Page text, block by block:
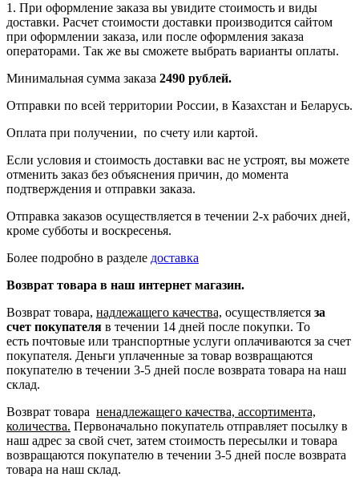
1. При оформление заказа вы увидите стоимость и виды
доставки. Расчет стоимости доставки производится сайтом
при оформлении заказа, или после оформления заказа
операторами. Так же вы сможете выбрать варианты оплаты.
Минимальная сумма заказа 2490 рублей.
Отправки по всей территории России, в Казахстан и Беларусь.
Оплата при получении, по счету или картой.
Если условия и стоимость доставки вас не устроят, вы можете
отменить заказ без объяснения причин, до момента
подтверждения и отправки заказа.
Отправка заказов осуществляется в течении 2-х рабочих дней,
кроме субботы и воскресенья.
Более подробно в разделе доставка
Возврат товара в наш интернет магазин.
Возврат товара, надлежащего качества, осуществляется за
счет покупателя в течении 14 дней после покупки. То
есть почтовые или транспортные услуги оплачиваются за счет
покупателя. Деньги уплаченные за товар возвращаются
покупателю в течении 3-5 дней после возврата товара на наш
склад.
Возврат товара ненадлежащего качества, ассортимента,
количества. Первоначально покупатель отправляет посылку в
наш адрес за свой счет, затем стоимость пересылки и товара
возвращаются покупателю в течении 3-5 дней после возврата
товара на наш склад.